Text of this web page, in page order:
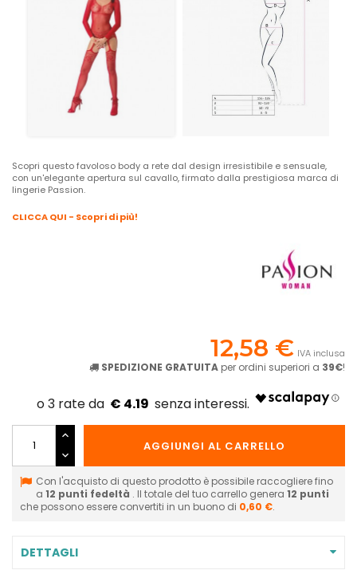
Scopri questo favoloso body a rete dal design irresistibile e sensuale,
con un'elegante apertura sul cavallo, firmato dalla prestigiosa marca di
lingerie Passion.
CLICCA QUI - Scopri di più!
12,58 € IVA inclusa
SPEDIZIONE GRATUITA per ordini superiori a 39€!
€ 4.19
AGGIUNGI AL CARRELLO
Con l'acquisto di questo prodotto è possibile raccogliere fino
a 12 punti fedeltà . Il totale del tuo carrello genera 12 punti
che possono essere convertiti in un buono di 0,60 €.
DETTAGLI